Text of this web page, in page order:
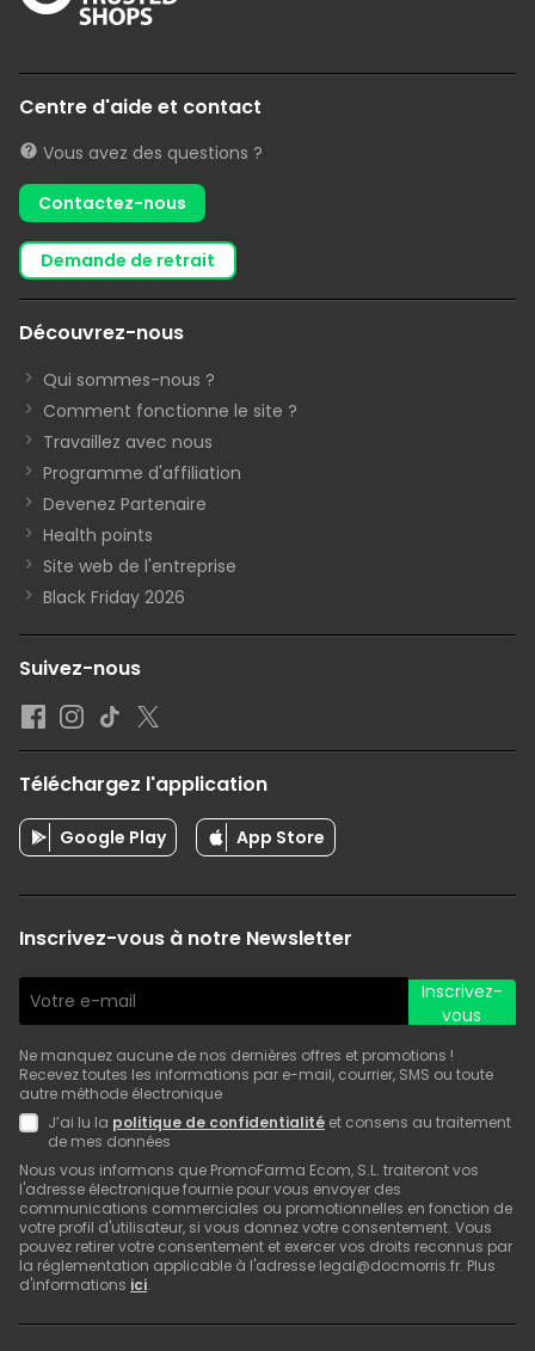
Centre d'aide et contact
Vous avez des questions ?
Contactez-nous
demande de retrait
Découvrez-nous
Qui sommes-nous ?
Comment fonctionne le site ?
Travaillez avec nous
Programme d'affiliation
Devenez Partenaire
Health points
Site web de l'entreprise
Black Friday 2026
Suivez-nous
Téléchargez l'application
Google Play App Store
Inscrivez-vous à notre Newsletter
Inscrivez-
vous
Ne manquez aucune de nos dernières offres et promotions !
Recevez toutes les informations par e-mail, courrier, SMS ou toute
autre méthode électronique
J’ai lu la politique de confidentialité et consens au traitement
de mes données
Nous vous informons que PromoFarma Ecom, S.L. traiteront vos
l'adresse électronique fournie pour vous envoyer des
communications commerciales ou promotionnelles en fonction de
votre profil d'utilisateur, si vous donnez votre consentement. Vous
pouvez retirer votre consentement et exercer vos droits reconnus par
la réglementation applicable à l'adresse legal@docmorris.fr. Plus
d'informations ici.